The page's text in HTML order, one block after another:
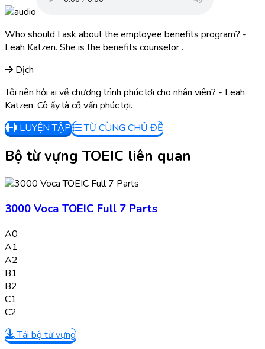
Who should I ask about the employee benefits program? -
Leah Katzen. She is the benefits counselor.
Dịch
Tôi nên hỏi ai về chương trình phúc lợi cho nhân viên? - Leah
Katzen. Cô ấy là cố vấn phúc lợi.
LUYỆN TẬP
TỪ CÙNG CHỦ ĐỀ
Bộ từ vựng TOEIC liên quan
3000 Voca TOEIC Full 7 Parts
A0
A1
A2
B1
B2
C1
C2
Tải bộ từ vựng